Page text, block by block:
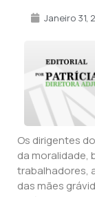
Janeiro 31,
Os dirigentes
da moralidade,
trabalhadores,
das mães